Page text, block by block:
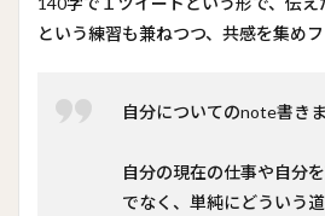
という練習も兼ねつつ、共感を集め
自分についてのnote書き
自分の現在の仕事や自分
でなく、単純にどういう